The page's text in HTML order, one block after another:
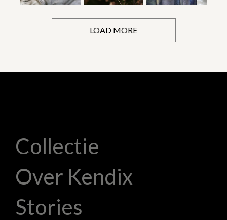
LOAD MORE
Collectie
Over Kendix
Stories